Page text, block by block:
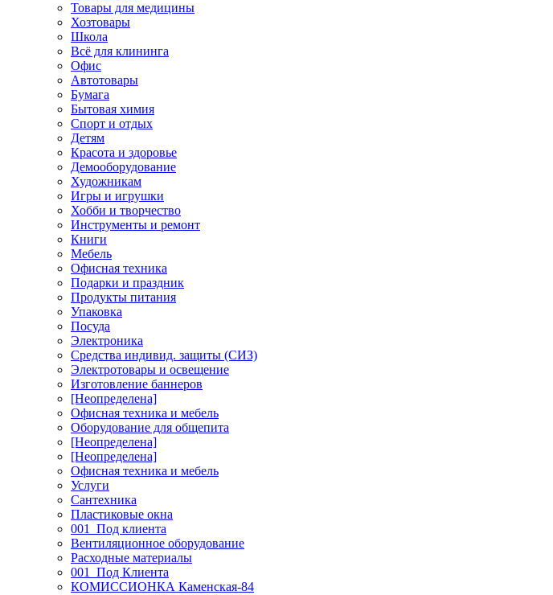
Товары для медицины
Хозтовары
Школа
Всё для клининга
Офис
Автотовары
Бумага
Бытовая химия
Спорт и отдых
Детям
Красота и здоровье
Демооборудование
Художникам
Игры и игрушки
Хобби и творчество
Инструменты и ремонт
Книги
Мебель
Офисная техника
Подарки и праздник
Продукты питания
Упаковка
Посуда
Электроника
Средства индивид. защиты (СИЗ)
Электротовары и освещение
Изготовление баннеров
[Неопределена]
Офисная техника и мебель
Оборудование для общепита
[Неопределена]
[Неопределена]
Офисная техника и мебель
Услуги
Сантехника
Пластиковые окна
001_Под клиента
Вентиляционное оборудование
Расходные материалы
001_Под Клиента
КОМИССИОНКА Каменская-84